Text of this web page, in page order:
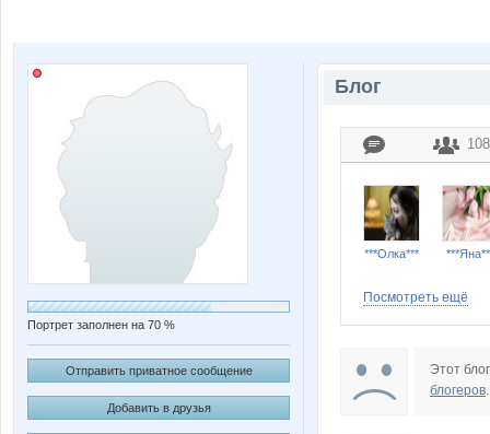
Портрет заполнен на 70 %
Отправить приватное сообщение
Добавить в друзья
Блог
108
***Олка***
Посмотреть ещё
Этот
блогеров.